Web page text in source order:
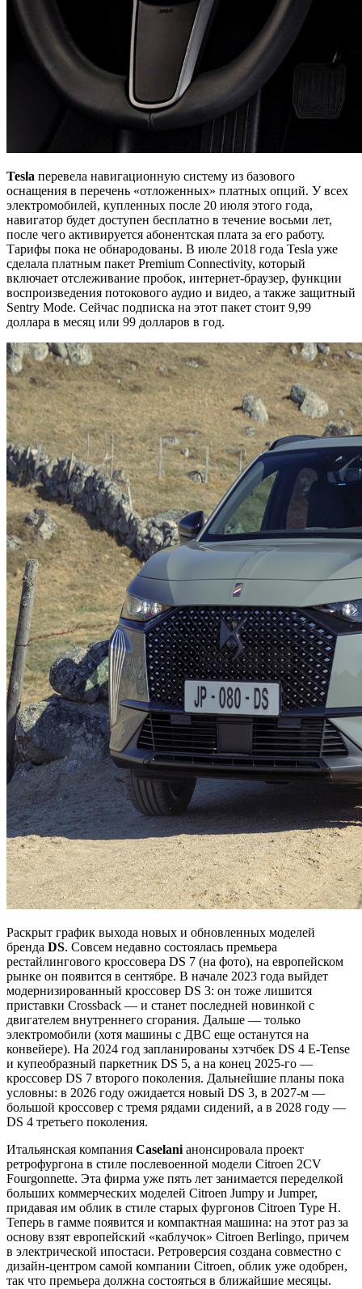
Tesla перевела навигационную систему из базового
оснащения в перечень «отложенных» платных опций. У всех
электромобилей, купленных после 20 июля этого года,
навигатор будет доступен бесплатно в течение восьми лет,
после чего активируется абонентская плата за его работу.
Тарифы пока не обнародованы. В июле 2018 года Tesla уже
сделала платным пакет Premium Connectivity, который
включает отслеживание пробок, интернет-браузер, функции
воспроизведения потокового аудио и видео, а также защитный
Sentry Mode. Сейчас подписка на этот пакет стоит 9,99
доллара в месяц или 99 долларов в год.
Раскрыт график выхода новых и обновленных моделей
бренда DS. Совсем недавно состоялась премьера
рестайлингового кроссовера DS 7 (на фото), на европейском
рынке он появится в сентябре. В начале 2023 года выйдет
модернизированный кроссовер DS 3: он тоже лишится
приставки Crossback — и станет последней новинкой с
двигателем внутреннего сгорания. Дальше — только
электромобили (хотя машины с ДВС еще останутся на
конвейере). На 2024 год запланированы хэтчбек DS 4 E-Tense
и купеобразный паркетник DS 5, а на конец 2025-го —
кроссовер DS 7 второго поколения. Дальнейшие планы пока
условны: в 2026 году ожидается новый DS 3, в 2027-м —
большой кроссовер с тремя рядами сидений, а в 2028 году —
DS 4 третьего поколения.
Итальянская компания Caselani анонсировала проект
ретрофургона в стиле послевоенной модели Citroen 2CV
Fourgonnette. Эта фирма уже пять лет занимается переделкой
больших коммерческих моделей Citroen Jumpy и Jumper,
придавая им облик в стиле старых фургонов Citroen Type H.
Теперь в гамме появится и компактная машина: на этот раз за
основу взят европейский «каблучок» Citroen Berlingo, причем
в электрической ипостаси. Ретроверсия создана совместно с
дизайн-центром самой компании Citroen, облик уже одобрен,
так что премьера должна состояться в ближайшие месяцы.